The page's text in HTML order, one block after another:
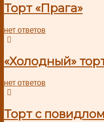
Торт «Прага»
нет ответов
«Холодный»
нет ответов
Торт с повидлом